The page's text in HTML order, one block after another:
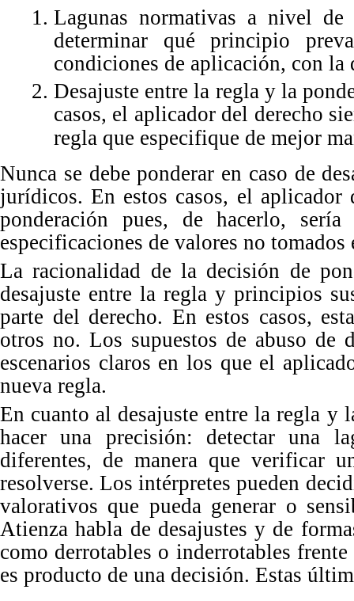
Lagunas normativas a nivel de
determinar qué principio
condiciones de aplicación, con
Desajuste entre la regla y la
casos, el aplicador del derecho
regla que especifique de mejor
Nunca se debe ponderar en caso de
jurídicos.En estos casos, el
ponderación pues, de hacerlo,
especificaciones de valores no
Laracionalidad de la decisión de
desajuste entre la regla y principios
parte del derecho. En estos casos,
otros no. Los supuestos de abuso
escenarios claros en los que el
nueva regla.
En cuanto al desajuste entre la regla y
hacer una precisión: detectar una
diferentes, de manera que verificar
resolverse. Los intérpretes pueden
valorativos que pueda generar o
Atienza habla de desajustes y de
como derrotables o inderrotables
es producto de una decisión. Estas